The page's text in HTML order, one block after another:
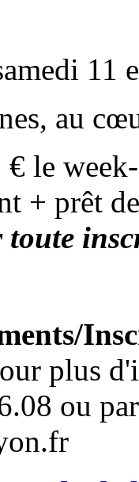
11
au
€ le
+ prêt
toute
plus
ou